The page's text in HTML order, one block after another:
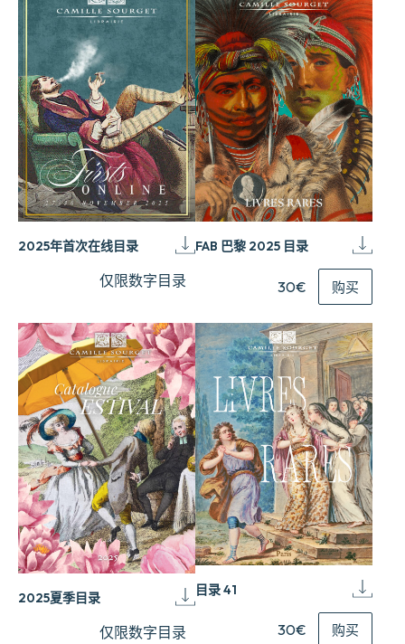
2025年首次在线目录
仅限数字目录
FAB 巴黎 2025 目录
30€ 购买
2025夏季目录
仅限数字目录
目录 41
30€ 购买